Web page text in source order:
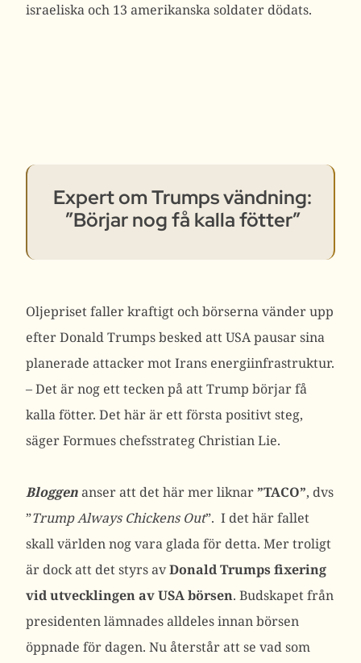
israeliska och 13 amerikanska soldater dödats.
Expert om Trumps vändning:
”Börjar nog få kalla fötter”
Oljepriset faller kraftigt och börserna vänder upp
efter Donald Trumps besked att USA pausar sina
planerade attacker mot Irans energiinfrastruktur.
– Det är nog ett tecken på att Trump börjar få
kalla fötter. Det här är ett första positivt steg,
säger Formues chefsstrateg Christian Lie.
Bloggenanser att det här mer liknar ”TACO”, dvs
”Trump Always Chickens Out”. I det här fallet
skall världen nog vara glada för detta. Mer troligt
är dock att det styrs avDonald Trumps fixering
vid utvecklingen av USA börsen. Budskapet från
presidenten lämnades alldeles innan börsen
öppnade för dagen. Nu återstår att se vad som